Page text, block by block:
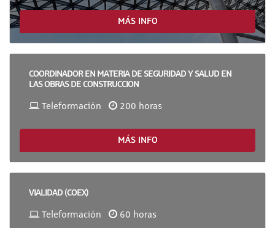
MÁS INFO
COORDINADOR EN MATERIA DE SEGURIDAD Y SALUD EN
LAS OBRAS DE CONSTRUCCION
Teleformación 200 horas
MÁS INFO
VIALIDAD (COEX)
Teleformación 60 horas